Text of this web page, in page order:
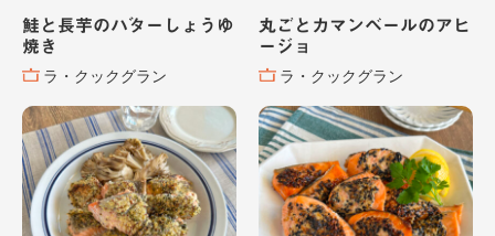
鮭と長芋のバターしょうゆ
焼き
ラ・クックグラン
丸ごとカマンベールのアヒ
ージョ
ラ・クックグラン